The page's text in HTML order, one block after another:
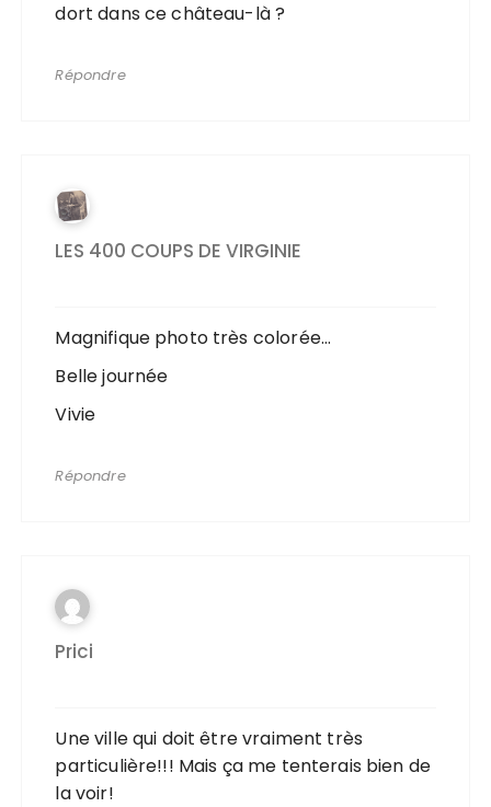
dort dans ce château-là ?
Répondre
LES 400 COUPS DE VIRGINIE
Magnifique photo très colorée…
Belle journée
Vivie
Répondre
Prici
Une ville qui doit être vraiment très
particulière!!! Mais ça me tenterais bien de
la voir!